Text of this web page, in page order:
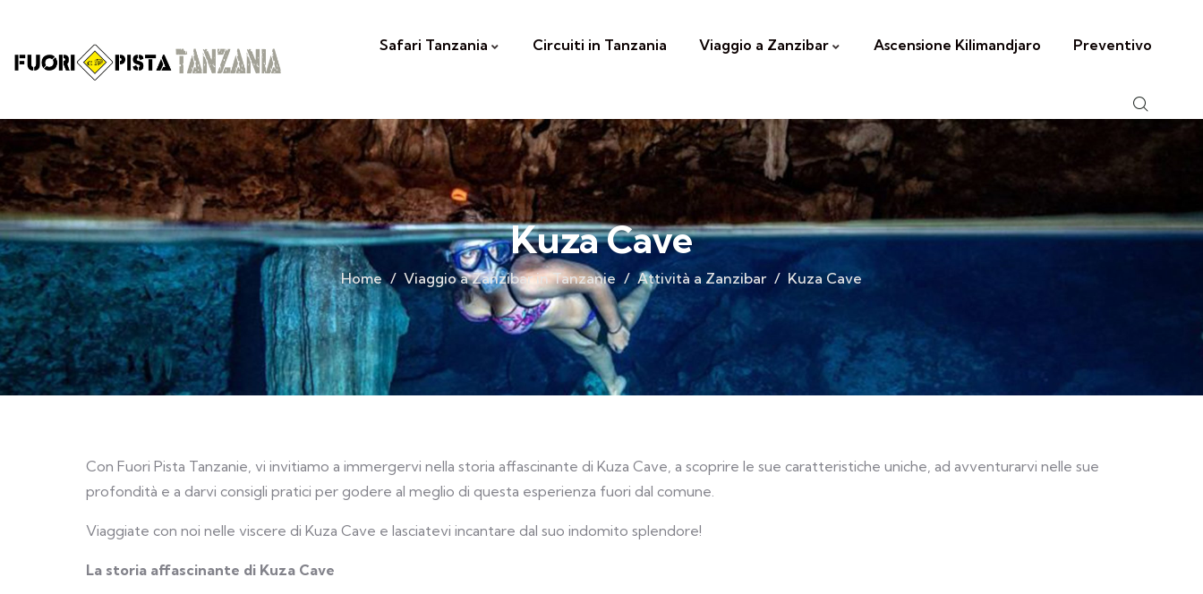
Safari Tanzania Circuiti in Tanzania Viaggio a Zanzibar Ascensione Kilimandjaro Preventivo
Kuza Cave
Home Viaggio a Zanzibar in Tanzanie Attività a Zanzibar Kuza Cave
Con Fuori Pista Tanzanie, vi invitiamo a immergervi nella storia affascinante di Kuza Cave, a scoprire le sue caratteristiche uniche, ad avventurarvi nelle sue
profondità e a darvi consigli pratici per godere al meglio di questa esperienza fuori dal comune.
Viaggiate con noi nelle viscere di Kuza Cave e lasciatevi incantare dal suo indomito splendore!
La storia affascinante di Kuza Cave